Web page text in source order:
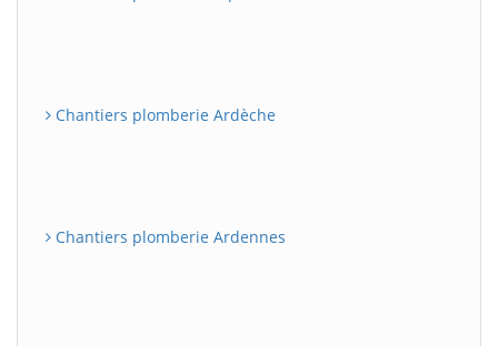
Chantiers plomberie Ardèche
Chantiers plomberie Ardennes